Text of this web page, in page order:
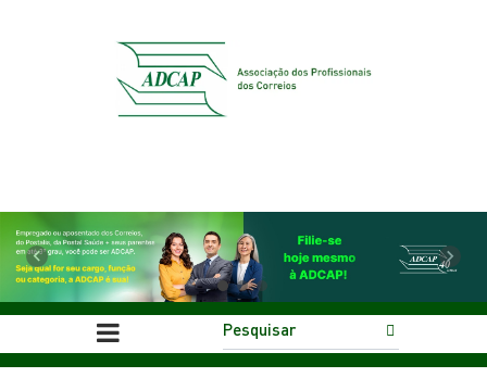
Previous Next